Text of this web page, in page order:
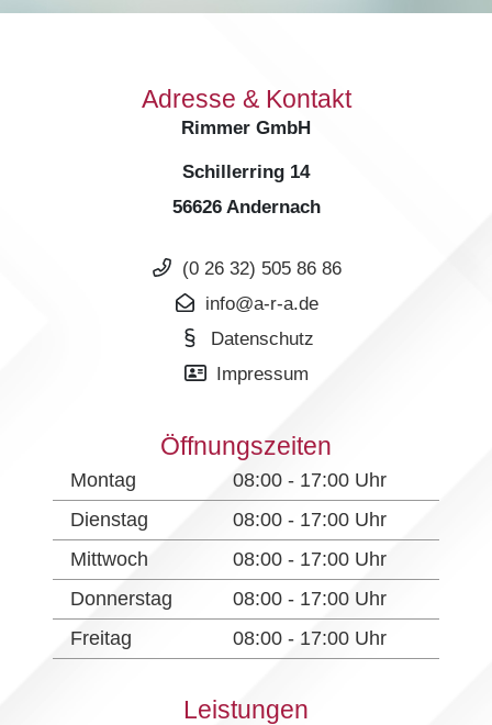
Adresse & Kontakt
Rimmer GmbH
Schillerring 14
56626 Andernach
(0 26 32) 505 86 86
info@a-r-a.de
Datenschutz
Impressum
Öffnungszeiten
Montag
08:00 - 17:00 Uhr
Dienstag
08:00 - 17:00 Uhr
Mittwoch
08:00 - 17:00 Uhr
Donnerstag
08:00 - 17:00 Uhr
Freitag
08:00 - 17:00 Uhr
Leistungen